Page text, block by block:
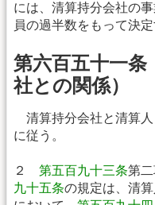
には、清算持分会社の
員の過半数をもって決定
第六百五十一条
社との関係）
清算持分会社と清算人
に従う。
２ 第五百九十三条第二
九十五条の規定は、清